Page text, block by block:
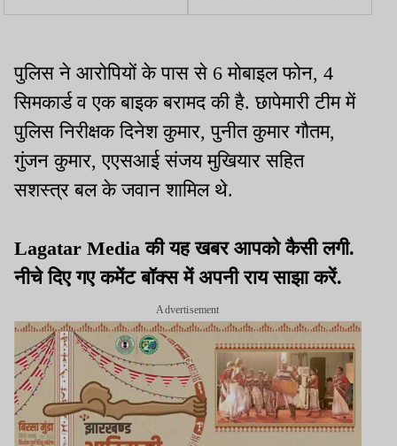
अपराधी फरार, फायरिंग कर
बंद का किया ऐलान
पुलिस ने आरोपियों के पास से 6 मोबाइल फोन, 4
सिमकार्ड व एक बाइक बरामद की है. छापेमारी टीम में
पुलिस निरीक्षक दिनेश कुमार, पुनीत कुमार गौतम,
गुंजन कुमार, एएसआई संजय मुखियार सहित
सशस्त्र बल के जवान शामिल थे.
Lagatar Media की यह खबर आपको कैसी लगी.
नीचे दिए गए कमेंट बॉक्स में अपनी राय साझा करें.
Advertisement